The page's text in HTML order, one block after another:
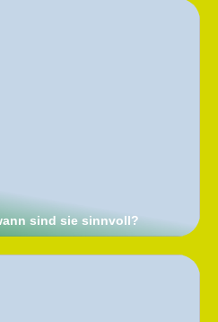
sind sie sinnvoll?